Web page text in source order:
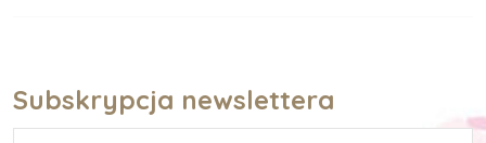
Subskrypcja newslettera